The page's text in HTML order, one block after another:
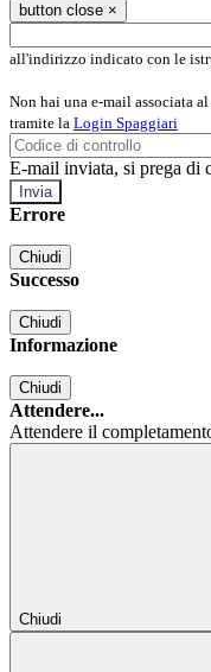
button close ×
all'indirizzo indicato con le
Non hai una e-mail associata
tramite la Login Spaggiari
E-mail inviata, si prega di
Errore
Chiudi
Successo
Chiudi
Informazione
Chiudi
Attendere...
Attendere il
Chiudi